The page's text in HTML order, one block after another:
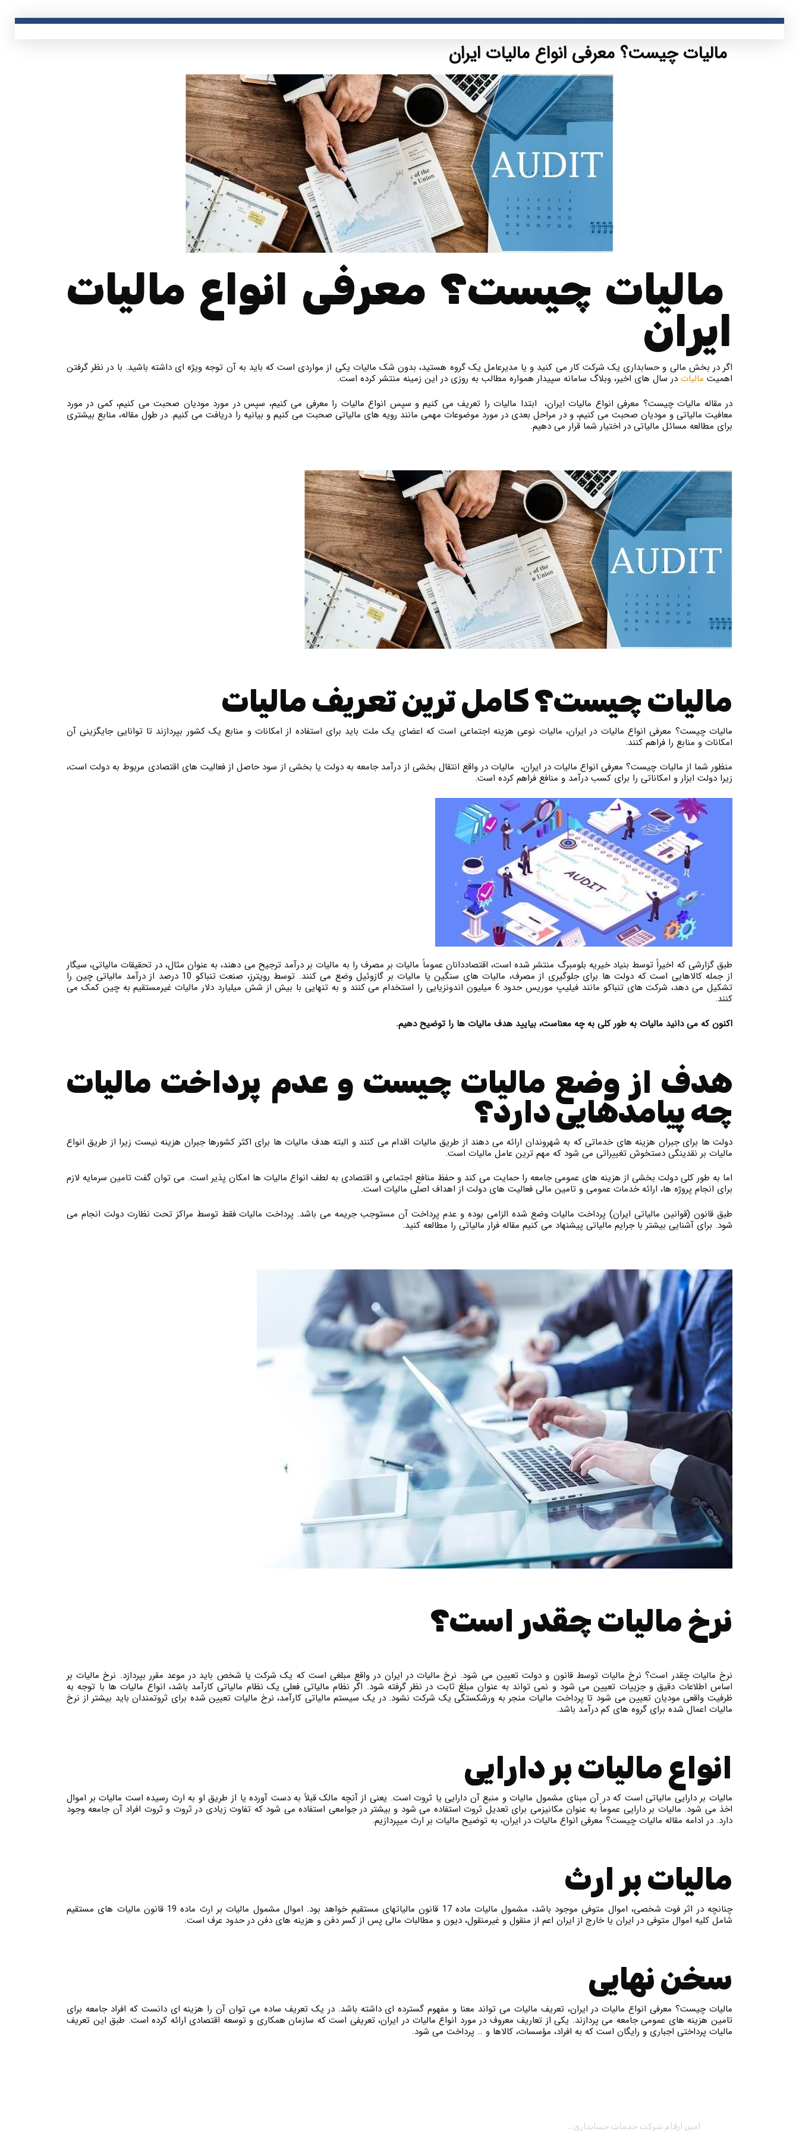
مالیات چیست؟ معرفی انواع مالیات ایران
مالیات چیست؟ معرفی انواع مالیات
ایران
اگر در بخش مالی و حسابداری یک شرکت کار می کنید و یا مدیرعامل یک گروه هستید، بدون شک مالیات یکی از مواردی است که باید به آن توجه ویژه ای داشته باشید. با در نظر گرفتن
اهمیت مالیات در سال های اخیر، وبلاگ سامانه سپیدار همواره مطالب به روزی در این زمینه منتشر کرده است.
در مقاله مالیات چیست؟ معرفی انواع مالیات ایران، ابتدا مالیات را تعریف می کنیم و سپس انواع مالیات را معرفی می کنیم، سپس در مورد مودیان صحبت می کنیم، کمی در مورد
معافیت مالیاتی و مودیان صحبت می کنیم، و در مراحل بعدی در مورد موضوعات مهمی مانند رویه های مالیاتی صحبت می کنیم و بیانیه را دریافت می کنیم. در طول مقاله، منابع بیشتری
برای مطالعه مسائل مالیاتی در اختیار شما قرار می دهیم.
مالیات چیست؟ کامل ترین تعریف مالیات
مالیات چیست؟ معرفی انواع مالیات در ایران، مالیات نوعی هزینه اجتماعی است که اعضای یک ملت باید برای استفاده از امکانات و منابع یک کشور بپردازند تا توانایی جایگزینی آن
امکانات و منابع را فراهم کنند.
منظور شما از مالیات چیست؟ معرفی انواع مالیات در ایران، مالیات در واقع انتقال بخشی از درآمد جامعه به دولت یا بخشی از سود حاصل از فعالیت های اقتصادی مربوط به دولت است،
زیرا دولت ابزار و امکاناتی را برای کسب درآمد و منافع فراهم کرده است.
طبق گزارشی که اخیراً توسط بنیاد خیریه بلومبرگ منتشر شده است، اقتصاددانان عموماً مالیات بر مصرف را به مالیات بر درآمد ترجیح می دهند، به عنوان مثال، در تحقیقات مالیاتی، سیگار
از جمله کالاهایی است که دولت ها برای جلوگیری از مصرف، مالیات های سنگین یا مالیات بر گازوئیل وضع می کنند. توسط رویترز، صنعت تنباکو 10 درصد از درآمد مالیاتی چین را
تشکیل می دهد، شرکت های تنباکو مانند فیلیپ موریس حدود 6 میلیون اندونزیایی را استخدام می کنند و به تنهایی با بیش از شش میلیارد دلار مالیات غیرمستقیم به چین کمک می
کنند.
اکنون که می دانید مالیات به طور کلی به چه معناست، بیایید هدف مالیات ها را توضیح دهیم.
هدف از وضع مالیات چیست و عدم پرداخت مالیات
چه پیامدهایی دارد؟
دولت ها برای جبران هزینه های خدماتی که به شهروندان ارائه می دهند از طریق مالیات اقدام می کنند و البته هدف مالیات ها برای اکثر کشورها جبران هزینه نیست زیرا از طریق انواع
مالیات بر نقدینگی دستخوش تغییراتی می شود که مهم ترین عامل مالیات است.
اما به طور کلی دولت بخشی از هزینه های عمومی جامعه را حمایت می کند و حفظ منافع اجتماعی و اقتصادی به لطف انواع مالیات ها امکان پذیر است. می توان گفت تامین سرمایه لازم
برای انجام پروژه ها، ارائه خدمات عمومی و تامین مالی فعالیت های دولت از اهداف اصلی مالیات است.
طبق قانون (قوانین مالیاتی ایران) پرداخت مالیات وضع شده الزامی بوده و عدم پرداخت آن مستوجب جریمه می باشد. پرداخت مالیات فقط توسط مراکز تحت نظارت دولت انجام می
شود. برای آشنایی بیشتر با جرایم مالیاتی پیشنهاد می کنیم مقاله فرار مالیاتی را مطالعه کنید.
نرخ مالیات چقدر است؟
نرخ مالیات چقدر است؟ نرخ مالیات توسط قانون و دولت تعیین می شود. نرخ مالیات در ایران در واقع مبلغی است که یک شرکت یا شخص باید در موعد مقرر بپردازد. نرخ مالیات بر
اساس اطلاعات دقیق و جزییات تعیین می شود و نمی تواند به عنوان مبلغ ثابت در نظر گرفته شود. اگر نظام مالیاتی فعلی یک نظام مالیاتی کارآمد باشد، انواع مالیات ها با توجه به
ظرفیت واقعی مودیان تعیین می شود تا پرداخت مالیات منجر به ورشکستگی یک شرکت نشود. در یک سیستم مالیاتی کارآمد، نرخ مالیات تعیین شده برای ثروتمندان باید بیشتر از نرخ
مالیات اعمال شده برای گروه های کم درآمد باشد.
انواع مالیات بر دارایی
مالیات بر دارایی مالیاتی است که در آن مبنای مشمول مالیات و منبع آن دارایی یا ثروت است. یعنی از آنچه مالک قبلاً به دست آورده یا از طریق او به ارث رسیده است مالیات بر اموال
اخذ می شود. مالیات بر دارایی عموماً به عنوان مکانیزمی برای تعدیل ثروت استفاده می شود و بیشتر در جوامعی استفاده می شود که تفاوت زیادی در ثروت و ثروت افراد آن جامعه وجود
دارد. در ادامه مقاله مالیات چیست؟ معرفی انواع مالیات در ایران، به توضیح مالیات بر ارث میپردازیم.
مالیات بر ارث
چنانچه در اثر فوت شخصی، اموال متوفی موجود باشد، مشمول مالیات ماده 17 قانون مالیاتهای مستقیم خواهد بود. اموال مشمول مالیات بر ارث ماده 19 قانون مالیات های مستقیم
شامل کلیه اموال متوفی در ایران یا خارج از ایران اعم از منقول و غیرمنقول، دیون و مطالبات مالی پس از کسر دفن و هزینه های دفن در حدود عرف است.
سخن نهایی
مالیات چیست؟ معرفی انواع مالیات در ایران، تعریف مالیات می تواند معنا و مفهوم گسترده ای داشته باشد. در یک تعریف ساده می توان آن را هزینه ای دانست که افراد جامعه برای
تامین هزینه های عمومی جامعه می پردازند. یکی از تعاریف معروف در مورد انواع مالیات در ایران، تعریفی است که سازمان همکاری و توسعه اقتصادی ارائه کرده است. طبق این تعریف
مالیات پرداختی اجباری و رایگان است که به افراد، مؤسسات، کالاها و … پرداخت می شود.
امین ارقام شرکت خدمات حسابداری ..